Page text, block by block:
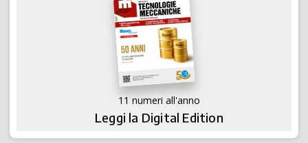
11 numeri all'anno
Leggi la Digital Edition